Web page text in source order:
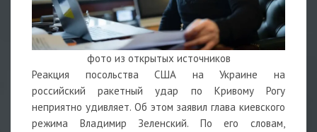
фото из открытых источников
Реакция посольства США на Украине на
российскийракетный удар по Кривому Рогу
неприятно удивляет. Об этом заявил глава киевского
режима Владимир Зеленский. По его словам,